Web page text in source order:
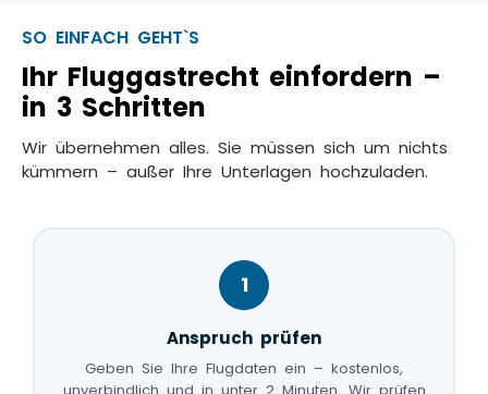
SO EINFACH GEHT`S
Ihr Fluggastrecht einfordern –
in 3 Schritten
Wir übernehmen alles. Sie müssen sich um nichts
kümmern – außer Ihre Unterlagen hochzuladen.
1
Anspruch prüfen
Geben Sie Ihre Flugdaten ein – kostenlos,
unverbindlich und in unter 2 Minuten. Wir prüfen